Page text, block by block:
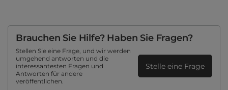
Brauchen Sie Hilfe? Haben Sie Fragen?
Stellen Sie eine Frage, und wir werden
umgehend antworten und die
interessantesten Fragen und
Antworten für andere
veröffentlichen.
Stelle eine Frage